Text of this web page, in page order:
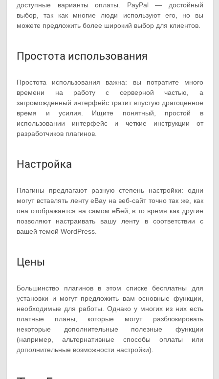
доступные варианты оплаты. PayPal — достойный
выбор, так как многие люди используют его, но вы
можете предложить более широкий выбор для клиентов.
Простота использования
Простота использования важна: вы потратите много
времени на работу с серверной частью, а
загроможденный интерфейс тратит впустую драгоценное
время и усилия. Ищите понятный, простой в
использовании интерфейс и четкие инструкции от
разработчиков плагинов.
Настройка
Плагины предлагают разную степень настройки: одни
могут вставлять ленту eBay на веб-сайт точно так же, как
она отображается на самом еБей, в то время как другие
позволяют настраивать вашу ленту в соответствии с
вашей темой WordPress.
Цены
Большинство плагинов в этом списке бесплатны для
установки и могут предложить вам основные функции,
необходимые для работы. Однако у многих из них есть
платные планы, которые могут разблокировать
некоторые дополнительные полезные функции
(например, альтернативные способы оплаты или
дополнительные возможности настройки).